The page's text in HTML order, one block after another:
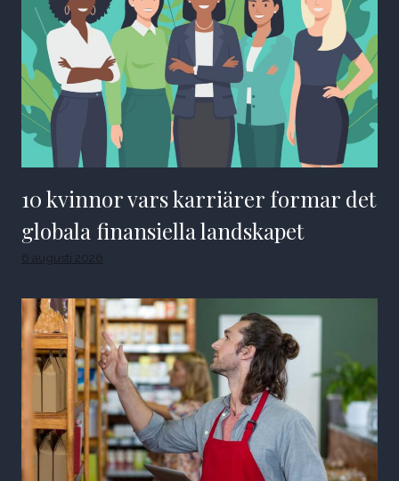
10 kvinnor vars karriärer formar det
globala finansiella landskapet
6 augusti 2026